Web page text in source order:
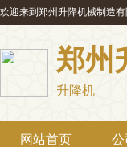
欢迎来到郑州升降机械制造有
郑州
升降机
网站首页 公